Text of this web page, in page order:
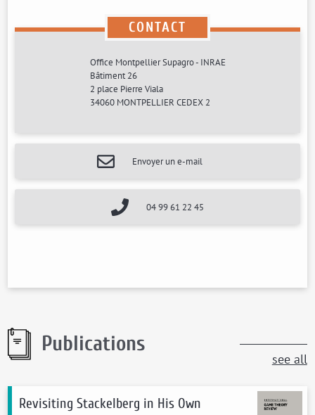
CONTACT
Office Montpellier Supagro - INRAE
Bâtiment 26
2 place Pierre Viala
34060 MONTPELLIER CEDEX 2
Envoyer un e-mail
04 99 61 22 45
Publications
see all
Revisiting Stackelberg in His Own